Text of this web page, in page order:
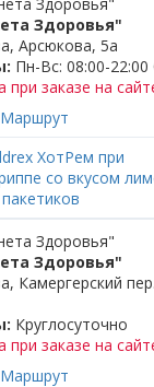
Здоровья"
Арсюкова, 5а
Пн-Вс: 08:00-22:00
при заказе на
Маршрут
ХотРем при
со вкусом
Здоровья"
Камергерский
Круглосуточно
при заказе на
Маршрут